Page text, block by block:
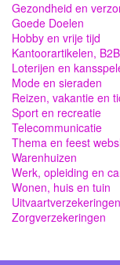
Gezondheid en
Goede Doelen
Hobby en vrije tijd
Kantoorartikelen,
Loterijen en
Mode en sieraden
Reizen, vakantie en
Sport en recreatie
Telecommunicatie
Thema en feest
Warenhuizen
Werk, opleiding en
Wonen, huis en tuin
Uitvaartverzekeringen
Zorgverzekeringen